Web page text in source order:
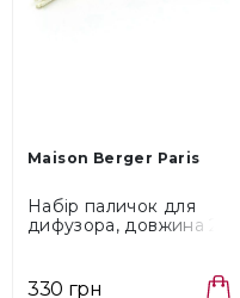
Maison Berger Paris
Набір паличок для
дифузора, довжина 21
330 грн